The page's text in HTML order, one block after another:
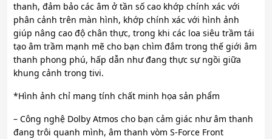
thanh, đảm bảo các âm ở tần số cao khớp chính xác với
phân cảnh trên màn hình, khớp chính xác với hình ảnh
giúp nâng cao độ chân thực, trong khi các loa siêu trầm tái
tạo âm trầm mạnh mẽ cho bạn chìm đắm trong thế giới âm
thanh phong phú, hấp dẫn như đang thực sự ngồi giữa
khung cảnh trong tivi.
*Hình ảnh chỉ mang tính chất minh họa sản phẩm
– Công nghệ Dolby Atmos cho bạn cảm giác như âm thanh
đang trôi quanh mình, âm thanh vòm S-Force Front